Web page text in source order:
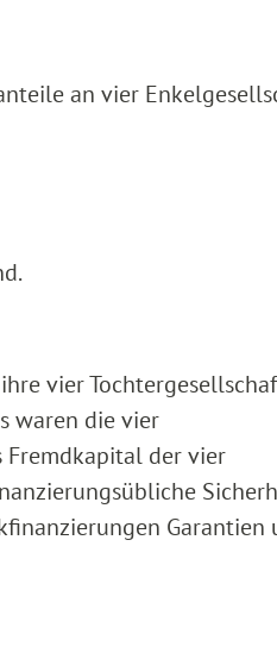
an vier
vier
waren die vier
der vier
Garantien